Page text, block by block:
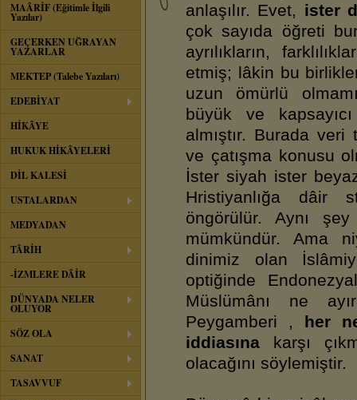
MAÂRİF (Eğitimle İlgili
Yazılar)
GEÇERKEN UĞRAYAN
YAZARLAR
MEKTEP (Talebe Yazıları)
EDEBİYAT
HİKÂYE
HUKUK HİKÂYELERİ
DİL KALESİ
USTALARDAN
MEDYADAN
TÂRİH
-İZMLERE DÂİR
DÜNYADA NELER
OLUYOR
SÖZ OLA
SANAT
TASAVVUF
anlaşılır. Evet, ister
çok sayıda öğreti
ayrılıkların,
etmiş; lâkin bu
uzun ömürlü
büyük ve
almıştır. Burada veri
ve çatışma konusu
İster siyah ister
Hristiyanlığa dâir
öngörülür. Aynı
mümkündür. Ama
dinimiz olan
optiğinde
Müslümânı ne
Peygamberi , her
iddiasına karşı
olacağını söylemiştir.